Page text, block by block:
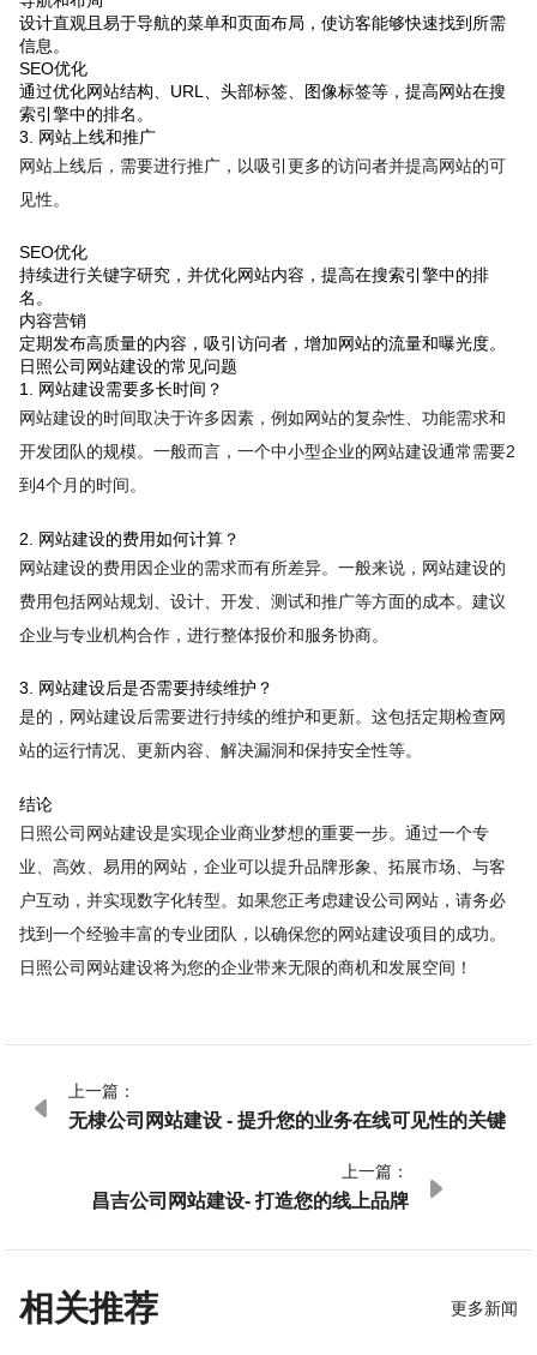
设计直观且易于导航的菜单和页面布局，使访客能够快速找到所需
信息。
SEO优化
通过优化网站结构、URL、头部标签、图像标签等，提高网站在搜
索引擎中的排名。
3. 网站上线和推广
网站上线后，需要进行推广，以吸引更多的访问者并提高网站的可
见性。
SEO优化
持续进行关键字研究，并优化网站内容，提高在搜索引擎中的排
名。
内容营销
定期发布高质量的内容，吸引访问者，增加网站的流量和曝光度。
日照公司网站建设的常见问题
1. 网站建设需要多长时间？
网站建设的时间取决于许多因素，例如网站的复杂性、功能需求和
开发团队的规模。一般而言，一个中小型企业的网站建设通常需要2
到4个月的时间。
2. 网站建设的费用如何计算？
网站建设的费用因企业的需求而有所差异。一般来说，网站建设的
费用包括网站规划、设计、开发、测试和推广等方面的成本。建议
企业与专业机构合作，进行整体报价和服务协商。
3. 网站建设后是否需要持续维护？
是的，网站建设后需要进行持续的维护和更新。这包括定期检查网
站的运行情况、更新内容、解决漏洞和保持安全性等。
结论
日照公司网站建设是实现企业商业梦想的重要一步。通过一个专
业、高效、易用的网站，企业可以提升品牌形象、拓展市场、与客
户互动，并实现数字化转型。如果您正考虑建设公司网站，请务必
找到一个经验丰富的专业团队，以确保您的网站建设项目的成功。
日照公司网站建设将为您的企业带来无限的商机和发展空间！

上一篇：
无棣公司网站建设 - 提升您的业务在线可见性的关键
上一篇：
昌吉公司网站建设- 打造您的线上品牌

相关推荐 更多新闻